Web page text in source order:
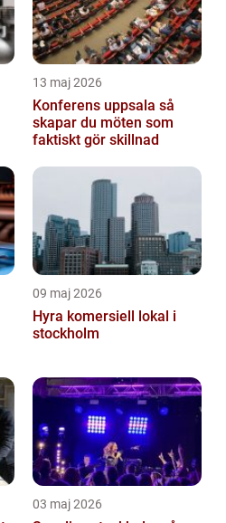
13 maj 2026
Konferens uppsala så
skapar du möten som
faktiskt gör skillnad
09 maj 2026
Hyra komersiell lokal i
stockholm
03 maj 2026